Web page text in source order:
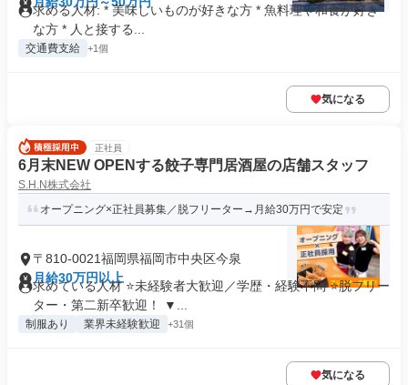
求める人材: * 美味しいものが好きな方 * 魚料理や和食が好き
な方 * 人と接する...
交通費支給 +1個
気になる
正社員
6月末NEW OPENする餃子専門居酒屋の店舗スタッフ
S.H.N株式会社
オープニング×正社員募集／脱フリーター→月給30万円で安定
〒810-0021福岡県福岡市中央区今泉
月給30万円以上
求めている人材 ⭐未経験者大歓迎／学歴・経験不問 ⭐脱フリー
ター・第二新卒歓迎！ ▼...
制服あり 業界未経験歓迎 +31個
気になる